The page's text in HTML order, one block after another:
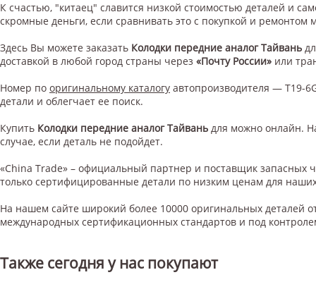
К счастью, "китаец" славится низкой стоимостью деталей и
скромные деньги, если сравнивать это с покупкой и
Здесь Вы можете заказать Колодки передние аналог Тайвань
доставкой в любой город страны через «Почту России» или
Номер по оригинальному каталогу автопроизводителя — T19-
детали и облегчает ее поиск.
Купить Колодки передние аналог Тайвань для можно онлайн.
случае, если деталь не подойдет.
«China Trade» – официальный партнер и поставщик запасных
только сертифицированные детали по низким ценам для
На нашем сайте широкий более 10000 оригинальных деталей
международных сертификационных стандартов и под
Также сегодня у нас покупают